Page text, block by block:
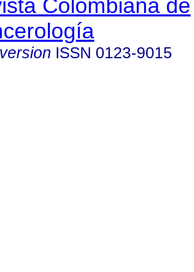
Colombiana de
ISSN 0123-9015